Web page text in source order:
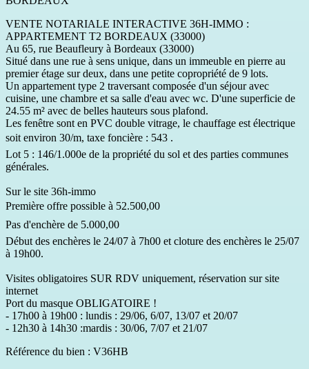
VENTE NOTARIALE INTERACTIVE 36H-IMMO :
APPARTEMENT T2 BORDEAUX (33000)
Au 65, rue Beaufleury à Bordeaux (33000)
Situé dans une rue à sens unique, dans un immeuble en pierre au
premier étage sur deux, dans une petite copropriété de 9 lots.
Un appartement type 2 traversant composée d'un séjour avec
cuisine, une chambre et sa salle d'eau avec wc. D'une superficie de
24.55 m² avec de belles hauteurs sous plafond.
Les fenêtre sont en PVC double vitrage, le chauffage est électrique
soit environ 30/m, taxe foncière : 543 .
Lot 5 : 146/1.000e de la propriété du sol et des parties communes
générales.
Sur le site 36h-immo
Première offre possible à 52.500,00 
Pas d'enchère de 5.000,00 
Début des enchères le 24/07 à 7h00 et cloture des enchères le 25/07
à 19h00.
Visites obligatoires SUR RDV uniquement, réservation sur site
internet
Port du masque OBLIGATOIRE !
- 17h00 à 19h00 : lundis : 29/06, 6/07, 13/07 et 20/07
- 12h30 à 14h30 :mardis : 30/06, 7/07 et 21/07
Référence du bien : V36HB